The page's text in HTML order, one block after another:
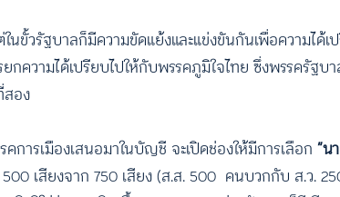
ขั้วรัฐบาลก็มีความขัดแย้งและแข่งขันกันเพื่อความได้เ
ความได้เปรียบไปให้กับพรรคภูมิใจไทย ซึ่งพรรครัฐ
สอง
ารเมืองเสนอมาในบัญชี จะเปิดช่องให้มีการเลือก “น
เสียงจาก 750 เสียง (ส.ส. 500 คนบวกกับ ส.ว.